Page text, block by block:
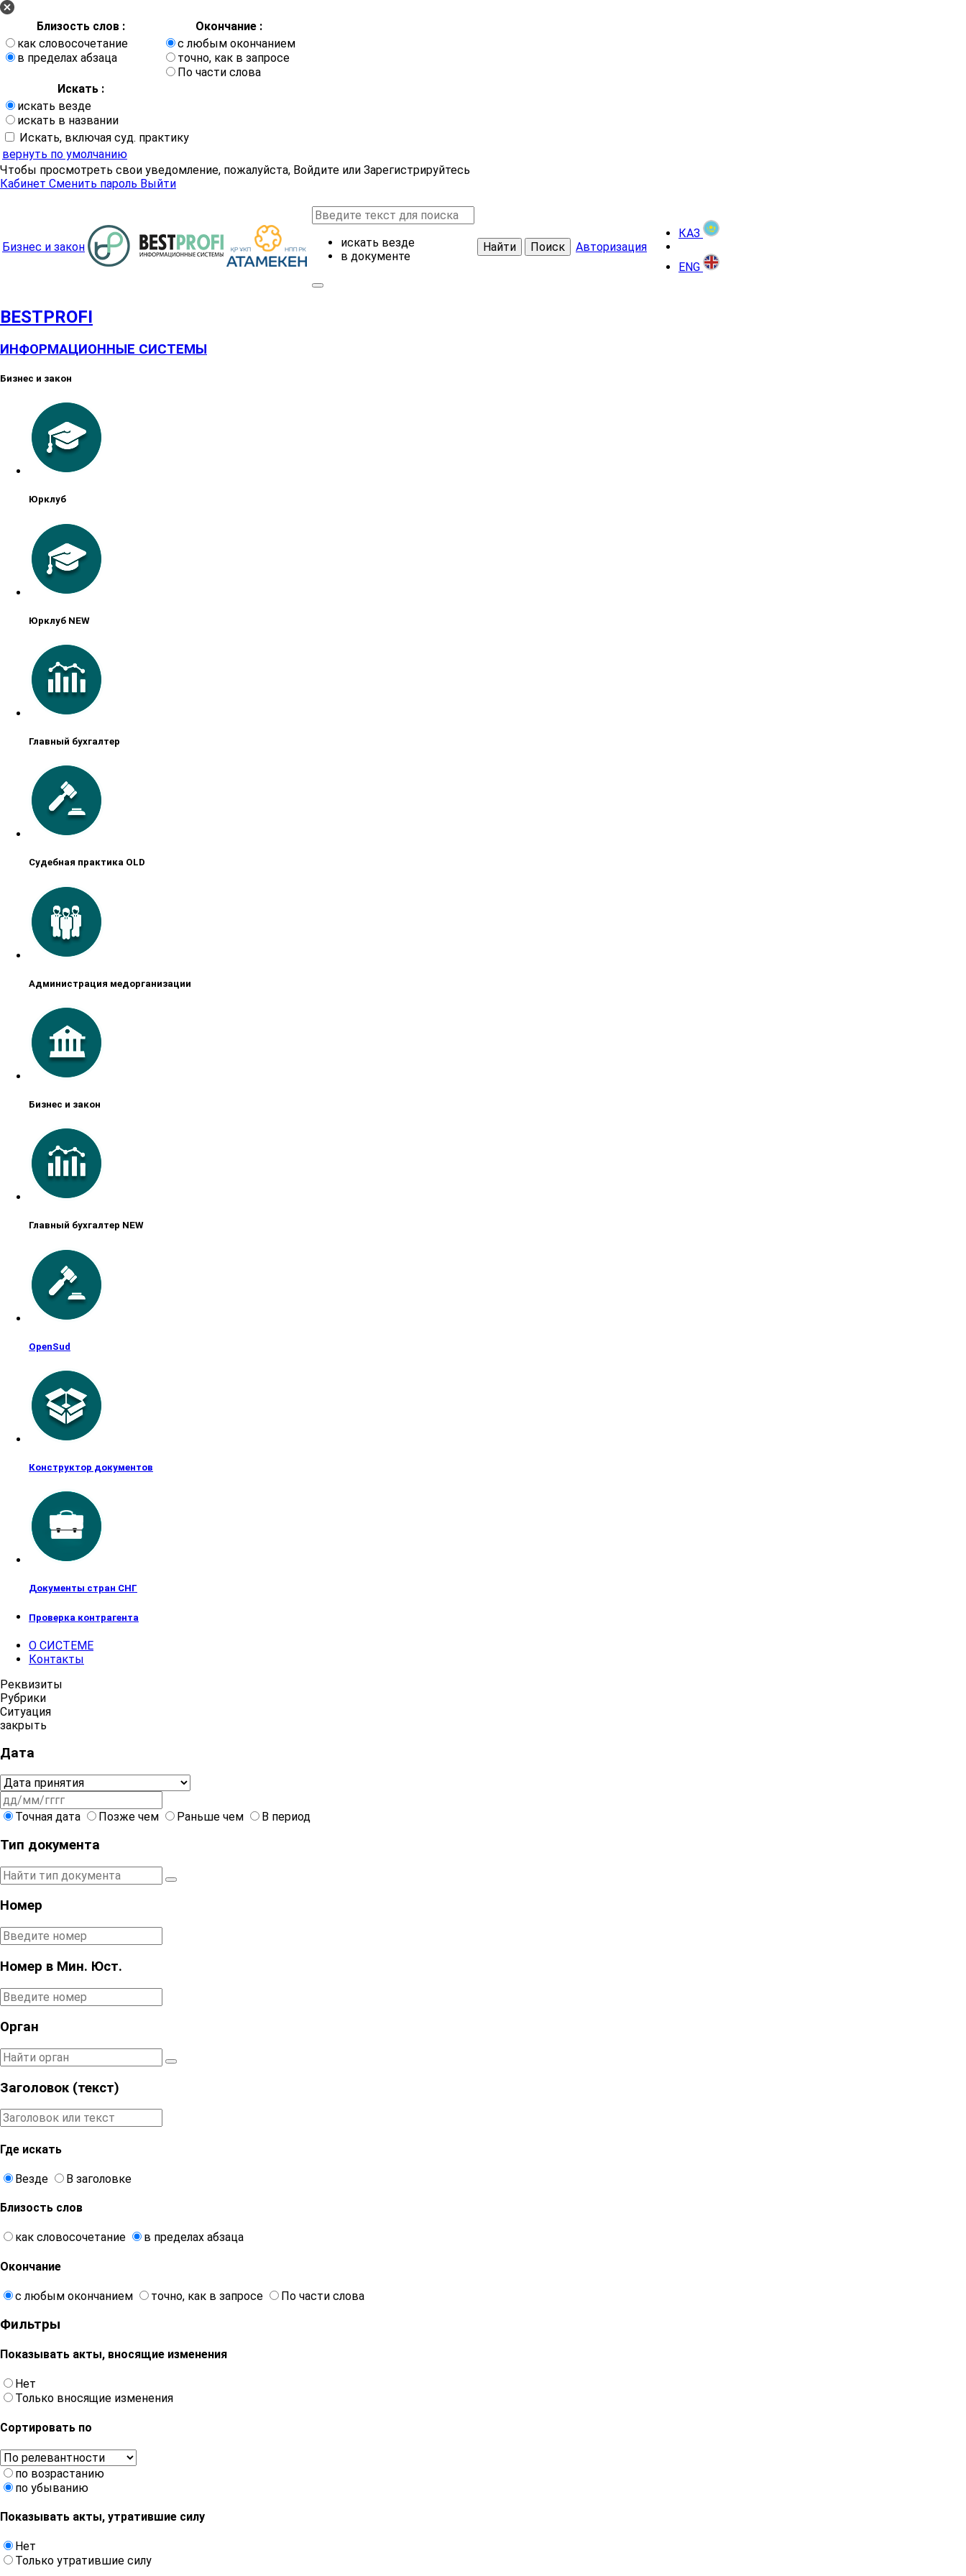
Близость слов :
Окончание :
как словосочетание
в пределах абзаца
с любым окончанием
точно, как в запросе
По части слова
Искать :
искать везде
искать в названии
Искать, включая суд. практику
вернуть по умолчанию
Чтобы просмотреть свои уведомление, пожалуйста, Войдите или Зарегистрируйтесь
Кабинет Сменить пароль Выйти
Бизнес и закон
искать везде
в документе
Найти Поиск Авторизация
КАЗ
ENG
BESTPROFI
ИНФОРМАЦИОННЫЕ СИСТЕМЫ
Бизнес и закон
Юрклуб
Юрклуб NEW
Главный бухгалтер
Судебная практика OLD
Администрация медорганизации
Бизнес и закон
Главный бухгалтер NEW
OpenSud
Конструктор документов
Документы стран СНГ
Проверка контрагента
О СИСТЕМЕ
Контакты
Реквизиты
Рубрики
Ситуация
закрыть
Дата
Точная дата Позже чем Раньше чем В период
Тип документа
Номер
Номер в Мин. Юст.
Орган
Заголовок (текст)
Где искать
Везде В заголовке
Близость слов
как словосочетание в пределах абзаца
Окончание
с любым окончанием точно, как в запросе По части слова
Фильтры
Показывать акты, вносящие изменения
Нет
Только вносящие изменения
Сортировать по
по возрастанию
по убыванию
Показывать акты, утратившие силу
Нет
Только утратившие силу